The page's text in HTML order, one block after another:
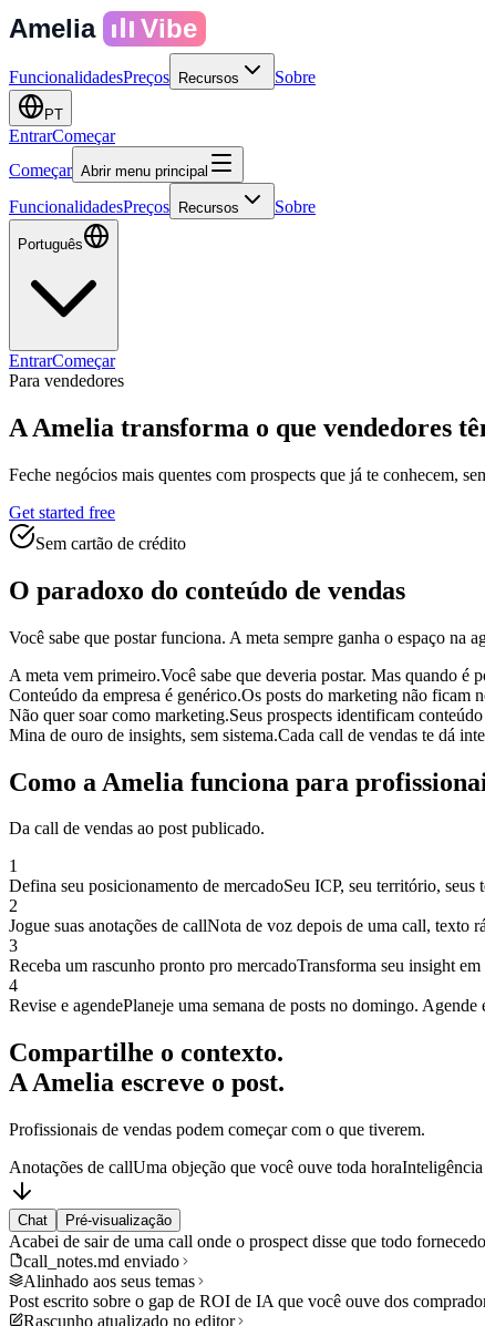
Amelia Vibe
FuncionalidadesPreços Recursos Sobre
PT
EntrarComeçar
Começar Abrir menu principal
FuncionalidadesPreços Recursos Sobre
Português
EntrarComeçar
Para vendedores
A Amelia transforma o que vendedores
Feche negócios mais quentes com prospects que já te conhecem,
Get started free
Sem cartão de crédito
O paradoxo do conteúdo de vendas
Você sabe que postar funciona. A meta sempre ganha o espaço na
A meta vem primeiro.Você sabe que deveria postar. Mas quando é
Conteúdo da empresa é genérico.Os posts do marketing não ficam
Não quer soar como marketing.Seus prospects identificam
Mina de ouro de insights, sem sistema.Cada call de vendas te dá
Como a Amelia funciona para
Da call de vendas ao post publicado.
1
Defina seu posicionamento de mercadoSeu ICP, seu território, seus
2
Jogue suas anotações de callNota de voz depois de uma call, texto
3
Receba um rascunho pronto pro mercadoTransforma seu insight em
4
Revise e agendePlaneje uma semana de posts no domingo. Agende
Compartilhe o contexto.
A Amelia escreve o post.
Profissionais de vendas podem começar com o que tiverem.
Anotações de callUma objeção que você ouve toda hora
Chat Pré-visualização
Acabei de sair de uma call onde o prospect disse que todo
call_notes.md enviado
Alinhado aos seus temas
Post escrito sobre o gap de ROI de IA que você ouve dos
Rascunho atualizado no editor